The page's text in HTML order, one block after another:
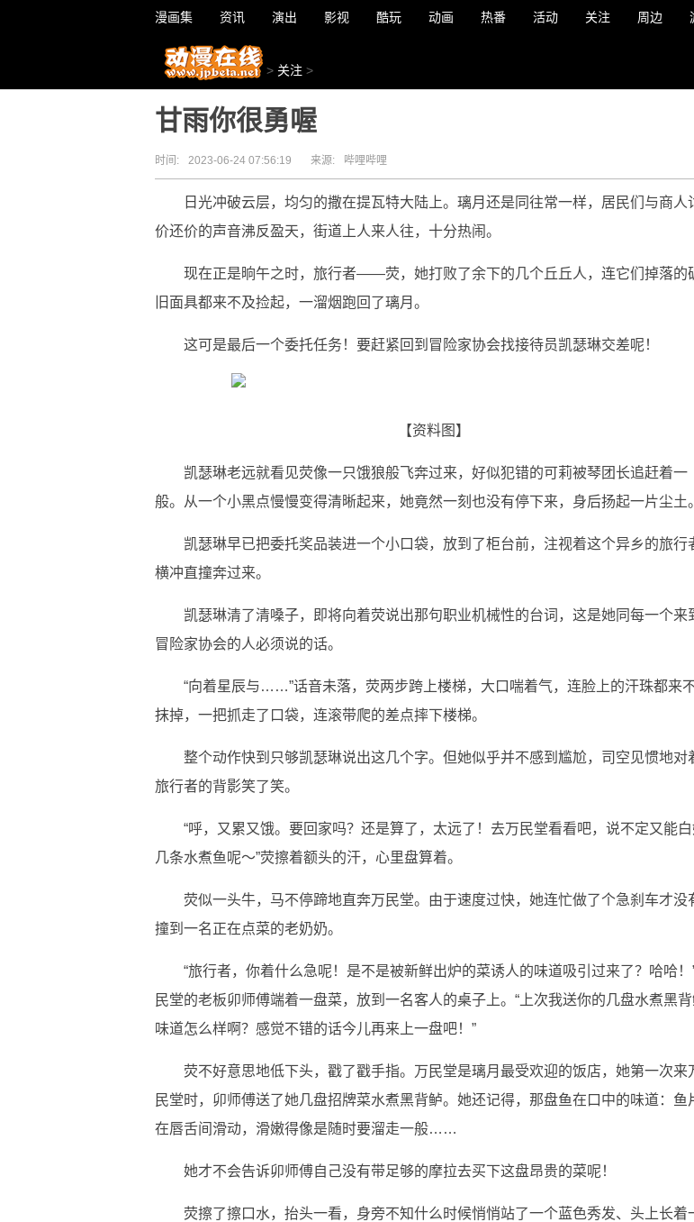
漫画集 资讯 演出 影视 酷玩 动画 热番 活动 关注 周边
> 关注 >
甘雨你很勇喔
时间: 2023-06-24 07:56:19 来源: 哔哩哔哩
日光冲破云层，均匀的撒在提瓦特大陆上。璃月还是同往常一样，居民们与商人
价还价的声音沸反盈天，街道上人来人往，十分热闹。
现在正是晌午之时，旅行者——荧，她打败了余下的几个丘丘人，连它们掉落的
旧面具都来不及捡起，一溜烟跑回了璃月。
这可是最后一个委托任务！要赶紧回到冒险家协会找接待员凯瑟琳交差呢！
【资料图】
凯瑟琳老远就看见荧像一只饿狼般飞奔过来，好似犯错的可莉被琴团长追赶着一
般。从一个小黑点慢慢变得清晰起来，她竟然一刻也没有停下来，身后扬起一片尘土。
凯瑟琳早已把委托奖品装进一个小口袋，放到了柜台前，注视着这个异乡的旅行
横冲直撞奔过来。
凯瑟琳清了清嗓子，即将向着荧说出那句职业机械性的台词，这是她同每一个来
冒险家协会的人必须说的话。
“向着星辰与……”话音未落，荧两步跨上楼梯，大口喘着气，连脸上的汗珠都来
抹掉，一把抓走了口袋，连滚带爬的差点摔下楼梯。
整个动作快到只够凯瑟琳说出这几个字。但她似乎并不感到尴尬，司空见惯地对
旅行者的背影笑了笑。
“呼，又累又饿。要回家吗？还是算了，太远了！去万民堂看看吧，说不定又能白
几条水煮鱼呢～”荧擦着额头的汗，心里盘算着。
荧似一头牛，马不停蹄地直奔万民堂。由于速度过快，她连忙做了个急刹车才没
撞到一名正在点菜的老奶奶。
“旅行者，你着什么急呢！是不是被新鲜出炉的菜诱人的味道吸引过来了？哈哈！
民堂的老板卯师傅端着一盘菜，放到一名客人的桌子上。“上次我送你的几盘水煮黑背
味道怎么样啊？感觉不错的话今儿再来上一盘吧！”
荧不好意思地低下头，戳了戳手指。万民堂是璃月最受欢迎的饭店，她第一次来
民堂时，卯师傅送了她几盘招牌菜水煮黑背鲈。她还记得，那盘鱼在口中的味道：鱼
在唇舌间滑动，滑嫩得像是随时要溜走一般……
她才不会告诉卯师傅自己没有带足够的摩拉去买下这盘昂贵的菜呢！
荧擦了擦口水，抬头一看，身旁不知什么时候悄悄站了一个蓝色秀发、头上长着